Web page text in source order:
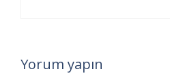
Yorum yapın